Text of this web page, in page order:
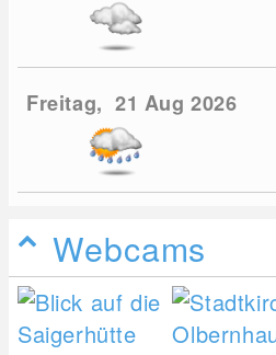
Freitag, 21 Aug 2026
Webcams